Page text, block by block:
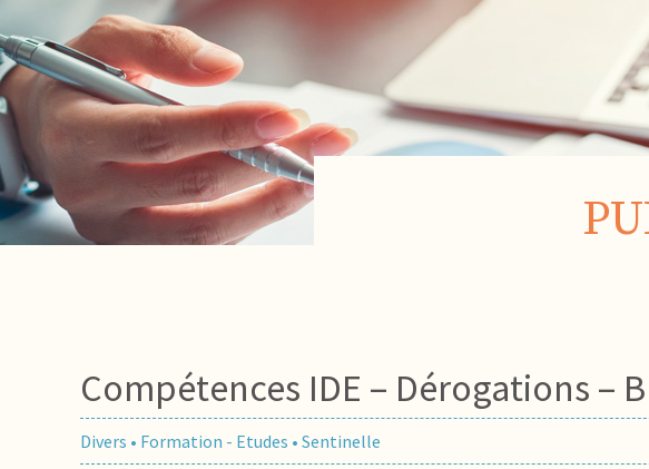
Compétences IDE – Dérogations
Divers • Formation - Etudes • Sentinelle